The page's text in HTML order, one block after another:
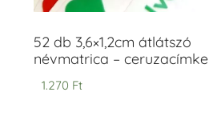
52 db 3,6×1,2cm átlátszó
névmatrica – ceruzacímke
1.270 Ft